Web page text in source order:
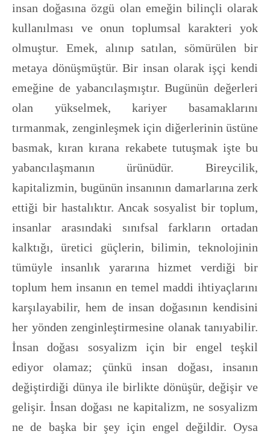
insan doğasına özgü olan emeğin bilinçli olarak
kullanılması ve onun toplumsal karakteri yok
olmuştur. Emek, alınıp satılan, sömürülen bir
metaya dönüşmüştür. Bir insan olarak işçi kendi
emeğine de yabancılaşmıştır. Bugünün değerleri
olan yükselmek, kariyer basamaklarını
tırmanmak, zenginleşmek için diğerlerinin üstüne
basmak, kıran kırana rekabete tutuşmak işte bu
yabancılaşmanın ürünüdür. Bireycilik,
kapitalizmin, bugünün insanının damarlarına zerk
ettiği bir hastalıktır. Ancak sosyalist bir toplum,
insanlar arasındaki sınıfsal farkların ortadan
kalktığı, üretici güçlerin, bilimin, teknolojinin
tümüyle insanlık yararına hizmet verdiği bir
toplum hem insanın en temel maddi ihtiyaçlarını
karşılayabilir, hem de insan doğasının kendisini
her yönden zenginleştirmesine olanak tanıyabilir.
İnsan doğası sosyalizm için bir engel teşkil
ediyor olamaz; çünkü insan doğası, insanın
değiştirdiği dünya ile birlikte dönüşür, değişir ve
gelişir. İnsan doğası ne kapitalizm, ne sosyalizm
ne de başka bir şey için engel değildir. Oysa